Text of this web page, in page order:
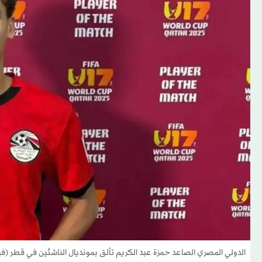
الدولي المصري الصاعد حمزة عبد الكريم تألق بمونديال الناشئين في قطر